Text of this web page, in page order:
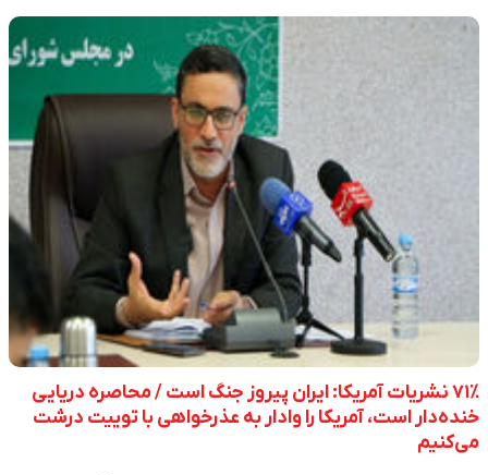
۷۱٪ نشریات آمریکا: ایران پیروز جنگ است / محاصره دریایی
خنده‌دار است، آمریکا را وادار به عذرخواهی با توییت درشت
می‌کنیم